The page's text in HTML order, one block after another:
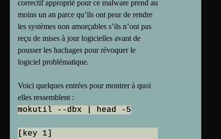
correctif approprié pour ce malware prend au
moins un an parce qu’ils ont peur de rendre
les systèmes non amorçables s’ils n’ont pas
reçu de mises à jour logicielles avant de
pousser les hachages pour révoquer le
logiciel problématique.
Voici quelques entrées pour montrer à quoi
elles ressemblent :
mokutil --dbx | head -5
[key 1]